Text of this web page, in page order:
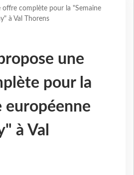
complète pour la "Semaine
à Val Thorens
une
pour la
européenne
à Val